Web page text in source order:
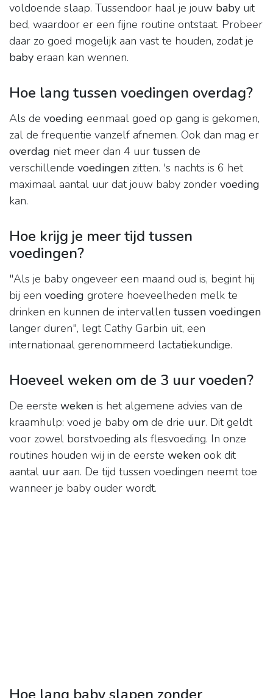
voldoende slaap. Tussendoor haal je jouw baby uit
bed, waardoor er een fijne routine ontstaat. Probeer
daar zo goed mogelijk aan vast te houden, zodat je
baby eraan kan wennen.
Hoe lang tussen voedingen overdag?
Als de voeding eenmaal goed op gang is gekomen,
zal de frequentie vanzelf afnemen. Ook dan mag er
overdag niet meer dan 4 uur tussen de
verschillende voedingen zitten. 's nachts is 6 het
maximaal aantal uur dat jouw baby zonder voeding
kan.
Hoe krijg je meer tijd tussen
voedingen?
"Als je baby ongeveer een maand oud is, begint hij
bij een voeding grotere hoeveelheden melk te
drinken en kunnen de intervallen tussen voedingen
langer duren", legt Cathy Garbin uit, een
internationaal gerenommeerd lactatiekundige.
Hoeveel weken om de 3 uur voeden?
De eerste weken is het algemene advies van de
kraamhulp: voed je baby om de drie uur. Dit geldt
voor zowel borstvoeding als flesvoeding. In onze
routines houden wij in de eerste weken ook dit
aantal uur aan. De tijd tussen voedingen neemt toe
wanneer je baby ouder wordt.